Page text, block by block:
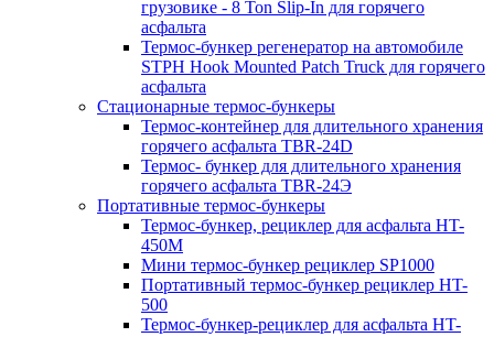
грузовике - 8 Ton Slip-In для горячего
асфальта
Термос-бункер регенератор на автомобиле
STPH Hook Mounted Patch Truck для горячего
асфальта
Стационарные термос-бункеры
Термос-контейнер для длительного хранения
горячего асфальта TBR-24D
Термос- бункер для длительного хранения
горячего асфальта TBR-24Э
Портативные термос-бункеры
Термос-бункер, рециклер для асфальта HT-
450M
Мини термос-бункер рециклер SP1000
Портативный термос-бункер рециклер HT-
500
Термос-бункер-рециклер для асфальта HT-